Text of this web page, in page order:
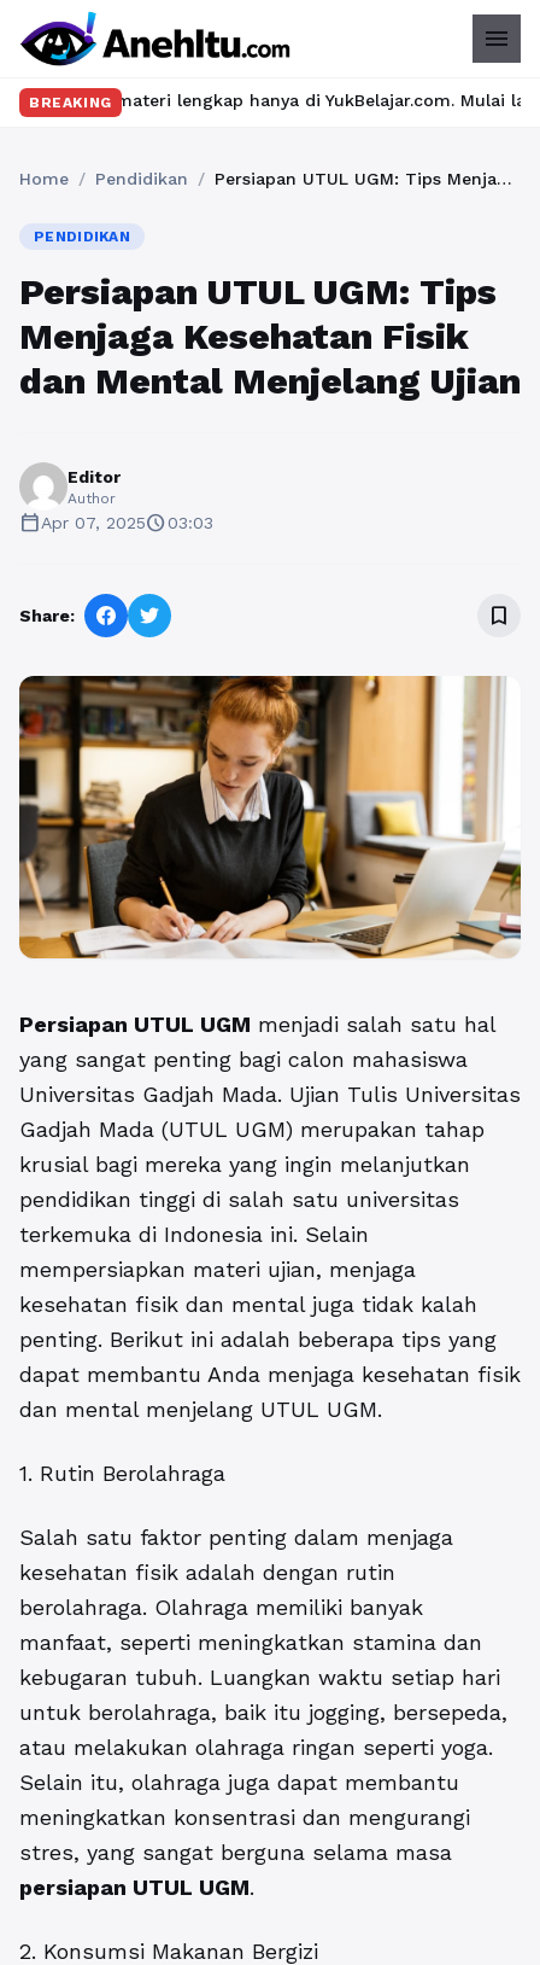
menu
BREAKING
materi lengkap hanya di YukBelajar.com. Mulai langkah
Home / Pendidikan / Persiapan UTUL UGM: Tips Menjaga Kesehatan Fisik dan Mental Menjelang Ujian
PENDIDIKAN
Persiapan UTUL UGM: Tips
Menjaga Kesehatan Fisik
dan Mental Menjelang Ujian
Editor
Author
calendar_todayApr 07, 2025schedule03:03
Share: bookmark_border
Persiapan UTUL UGM menjadi salah satu hal
yang sangat penting bagi calon mahasiswa
Universitas Gadjah Mada. Ujian Tulis Universitas
Gadjah Mada (UTUL UGM) merupakan tahap
krusial bagi mereka yang ingin melanjutkan
pendidikan tinggi di salah satu universitas
terkemuka di Indonesia ini. Selain
mempersiapkan materi ujian, menjaga
kesehatan fisik dan mental juga tidak kalah
penting. Berikut ini adalah beberapa tips yang
dapat membantu Anda menjaga kesehatan fisik
dan mental menjelang UTUL UGM.
1. Rutin Berolahraga
Salah satu faktor penting dalam menjaga
kesehatan fisik adalah dengan rutin
berolahraga. Olahraga memiliki banyak
manfaat, seperti meningkatkan stamina dan
kebugaran tubuh. Luangkan waktu setiap hari
untuk berolahraga, baik itu jogging, bersepeda,
atau melakukan olahraga ringan seperti yoga.
Selain itu, olahraga juga dapat membantu
meningkatkan konsentrasi dan mengurangi
stres, yang sangat berguna selama masa
persiapan UTUL UGM.
2. Konsumsi Makanan Bergizi